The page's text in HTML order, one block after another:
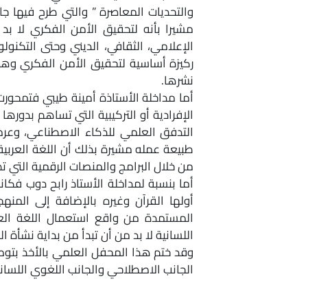
والتحديات المعاصرة ” والتي طرح فيها
مشيرا بأنه لتحقيق الأمن الفكري لا
الإعلامي، الثقافي، الديني وحتى
ركيزة أساسية لتحقيق الأمن الفكري
نشرها.
أما مداخلة الأستاذة أمينة طيبي
الإفرادية أو التركيبية التي تساهم
التدفق العلمي للذكاء الاصطناعي،
طبيعة عمله مشيرة بذلك أن اللغة
من خلال البرامج والمنصات الرقمية التي
أما بنسبة لمداخلة الأستاذ رابح دوب
أولها القرآن وغيره بالإضافة إلى
المستمدة من واقع استعمال اللغة
اللسانية لا بد من أن تبدأ من بداية
وقد ختم هذا المحفل العلمي بالأخذ
الجانب الاصطلاحي والجانب اللغوي